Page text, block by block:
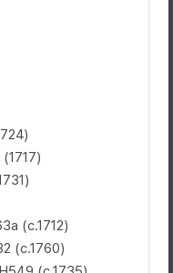
(1717)
(c.1712)
(c.1760)